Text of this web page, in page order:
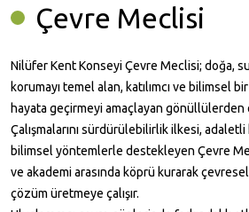
Çevre Meclisi
Nilüfer Kent Konseyi Çevre Meclisi; doğa,
korumayı temel alan, katılımcı ve bilimsel
hayata geçirmeyi amaçlayan gönüllülerden
Çalışmalarını sürdürülebilirlik ilkesi, adaletli
bilimsel yöntemlerle destekleyen Çevre
ve akademi arasında köprü kurarak
çözüm üretmeye çalışır.